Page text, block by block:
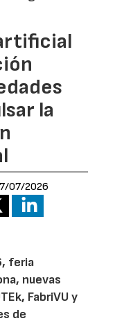
la
07/2026
feria
nuevas
FabriVU y
de